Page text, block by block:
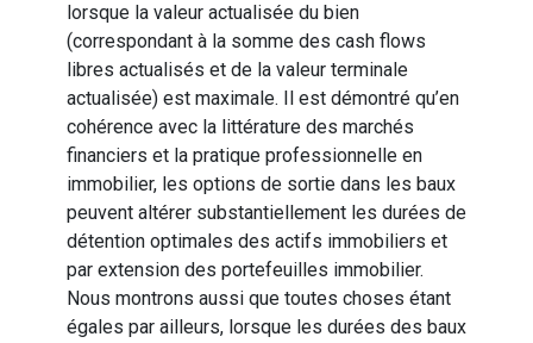
lorsque la valeur actualisée du bien
(correspondant à la somme des cash flows
libres actualisés et de la valeur terminale
actualisée) est maximale. Il est démontré qu’en
cohérence avec la littérature des marchés
financiers et la pratique professionnelle en
immobilier, les options de sortie dans les baux
peuvent altérer substantiellement les durées de
détention optimales des actifs immobiliers et
par extension des portefeuilles immobilier.
Nous montrons aussi que toutes choses étant
égales par ailleurs, lorsque les durées des baux